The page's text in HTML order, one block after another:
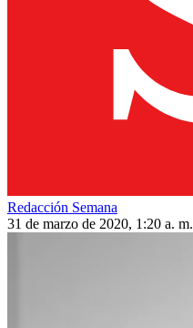
Redacción Semana
31 de marzo de 2020, 1:20 a. m.